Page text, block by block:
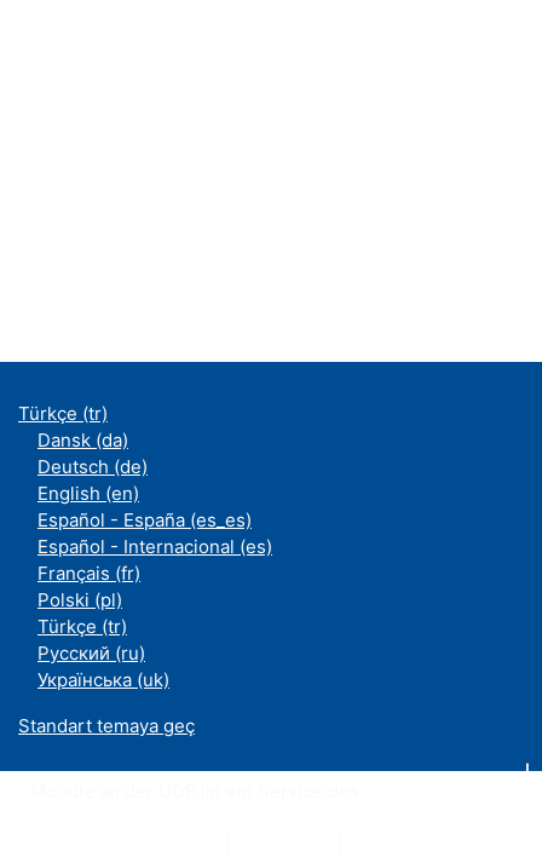
Türkçe ‎(tr)‎
Dansk ‎(da)‎
Deutsch ‎(de)‎
English ‎(en)‎
Español - España ‎(es_es)‎
Español - Internacional ‎(es)‎
Français ‎(fr)‎
Polski ‎(pl)‎
Türkçe ‎(tr)‎
Русский ‎(ru)‎
Українська ‎(uk)‎
Standart temaya geç